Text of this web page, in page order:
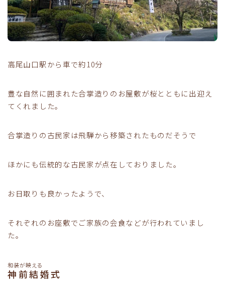
高尾山口駅から車で約10分
豊な自然に囲まれた合掌造りのお屋敷が桜とともに出迎え
てくれました。
合掌造りの古民家は飛騨から移築されたものだそうで
ほかにも伝統的な古民家が点在しておりました。
お日取りも良かったようで、
それぞれのお座敷でご家族の会食などが行われていまし
た。
和装が映える
神前結婚式